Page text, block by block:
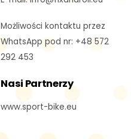
Możliwości kontaktu przez
WhatsApp pod nr: +48 572
292 453
Nasi Partnerzy
www.sport-bike.eu